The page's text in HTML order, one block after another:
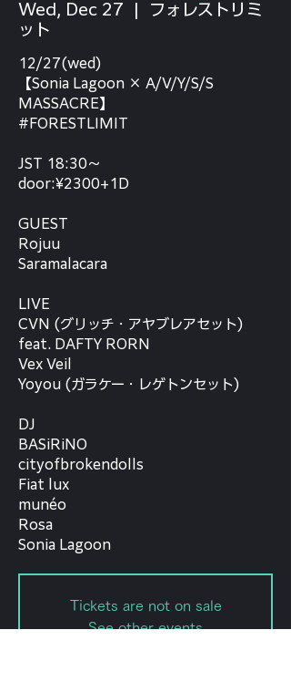
Wed, Dec 27
フォレストリミ
ット
12/27(wed)
【Sonia Lagoon × A/V/Y/S/S
MASSACRE】
#FORESTLIMIT
JST 18:30～
door:¥2300+1D
GUEST
Rojuu
Saramalacara
LIVE
CVN (グリッチ・アヤブレアセット)
feat. DAFTY RORN
Vex Veil
Yoyou (ガラケー・レゲトンセット)
DJ
BASiRiNO
cityofbrokendolls
Fiat lux
munéo
Rosa
Sonia Lagoon
Tickets are not on sale
See other events